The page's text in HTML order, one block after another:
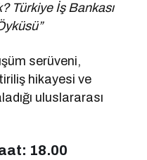
Türkiye İş Bankası
serüveni,
hikayesi ve
uluslararası
18.00